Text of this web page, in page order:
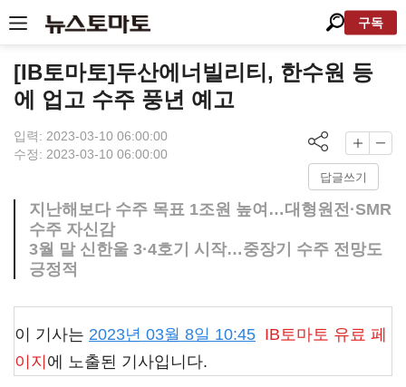
구독
[IB토마토]두산에너빌리티, 한수원 등
에 업고 수주 풍년 예고
입력: 2023-03-10 06:00:00
수정: 2023-03-10 06:00:00
답글쓰기
지난해보다 수주 목표 1조원 높여…대형원전·SMR
수주 자신감
3월 말 신한울 3·4호기 시작…중장기 수주 전망도
긍정적
이 기사는 2023년 03월 8일 10:45 IB토마토 유료 페
이지 에 노출된 기사입니다.